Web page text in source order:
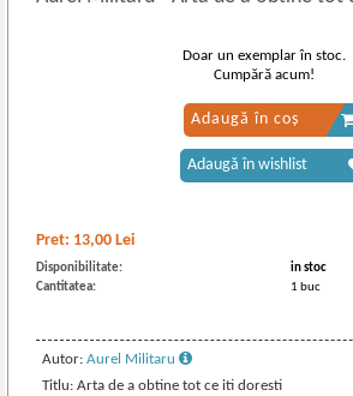
Pret: 13,00 Lei
Disponibilitate:
in stoc
Cantitatea:
1 buc
Autor:Aurel Militaru
Titlu: Arta de a obtine tot ce iti doresti
Doar un exemplar în stoc.
Cumpără acum!
Adaugă în coș
Adaugă în wishlist